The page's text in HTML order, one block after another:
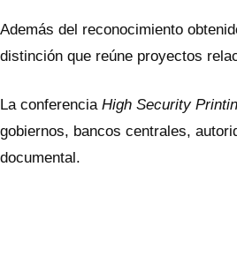
Además del reconocimiento
distinción que reúne proyectos
La conferencia High Security
gobiernos, bancos centrales,
documental.